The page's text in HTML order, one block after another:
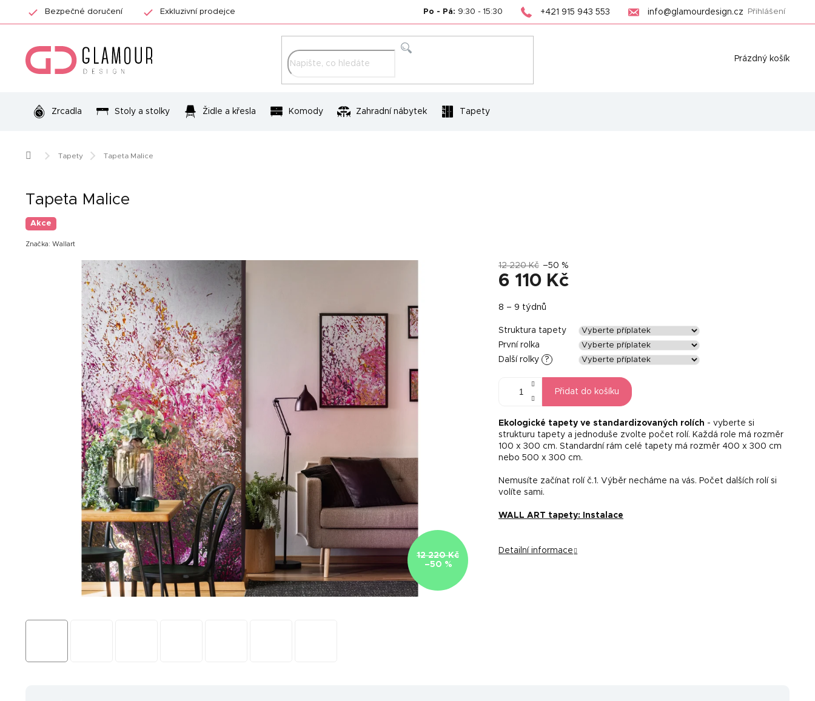
Bezpečné doručení Exkluzivní prodejce Po - Pá: 9:30 - 15:30 +421 915 943 553 info@glamourdesign.cz Přihlášení
Nákupní
Prázdný košík
Zrcadla Stoly a stolky Židle a křesla Komody Zahradní nábytek Tapety
Domů Tapety Tapeta Malice
Tapeta Malice
Akce
Značka: Wallart
12 220 Kč
–50 %
12 220 Kč –50 %
6 110 Kč
cena:
8 – 9 týdnů
Struktura tapety
První rolka
Další rolky
?
Přidat do košíku
Ekologické tapety ve standardizovaných rolích - vyberte si
strukturu tapety a jednoduše zvolte počet rolí. Každá role má rozměr
100 x 300 cm. Standardní rám celé tapety má rozměr 400 x 300 cm
nebo 500 x 300 cm.
Nemusíte začínat rolí č.1. Výběr necháme na vás. Počet dalších rolí si
volíte sami.
WALL ART tapety: Instalace
Detailní informace